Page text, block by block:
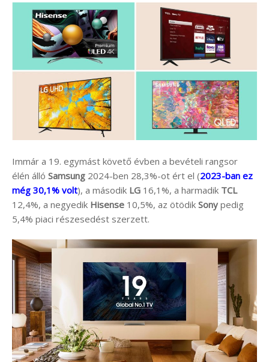
Immár a 19. egymást követő évben a bevételi rangsor
élén álló Samsung 2024-ben 28,3%-ot ért el (2023-ban ez
még 30,1% volt), a második LG 16,1%, a harmadik TCL
12,4%, a negyedik Hisense 10,5%, az ötödik Sony pedig
5,4% piaci részesedést szerzett.